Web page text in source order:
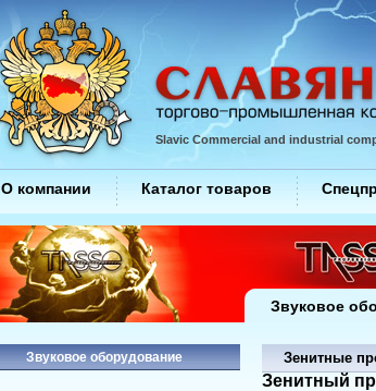
Зенитные
Зенитный
Звуковое оборудование
Slavic Commercial and industrial
О компании Каталог товаров
Звуковое